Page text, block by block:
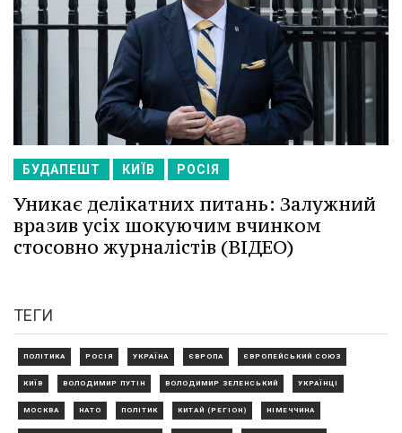
БУДАПЕШТ КИЇВ РОСІЯ
Уникає делікатних питань: Залужний
вразив усіх шокуючим вчинком
стосовно журналістів (ВІДЕО)
ТЕГИ
ПОЛІТИКА РОСІЯ УКРАЇНА ЄВРОПА ЄВРОПЕЙСЬКИЙ СОЮЗ
КИЇВ ВОЛОДИМИР ПУТІН ВОЛОДИМИР ЗЕЛЕНСЬКИЙ УКРАЇНЦІ
МОСКВА НАТО ПОЛІТИК КИТАЙ (РЕГІОН) НІМЕЧЧИНА